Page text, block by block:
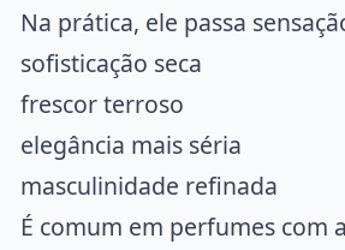
Na prática, ele passa
sofisticação seca
frescor terroso
elegância mais séria
masculinidade refinada
É comum em perfumes com